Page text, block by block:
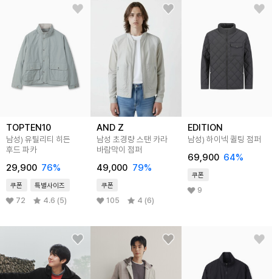
TOPTEN10
남성) 유틸리티 히든
후드 파카
29,900 76%
쿠폰 특별사이즈
72 4.6 (5)
AND Z
남성 초경량 스탠 카라
바람막이 점퍼
49,000 79%
쿠폰
105 4 (6)
EDITION
남성) 하이넥 퀼팅 점퍼
69,900 64%
쿠폰
9